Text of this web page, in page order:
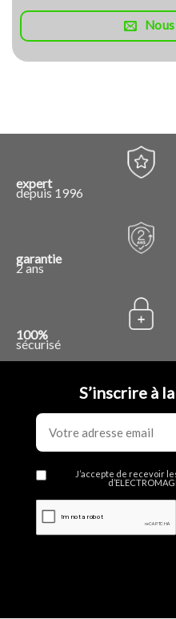
expert
depuis 1996
garantie
2 ans
100%
sécurisé
S’inscrire à
J’accepte de recevoir